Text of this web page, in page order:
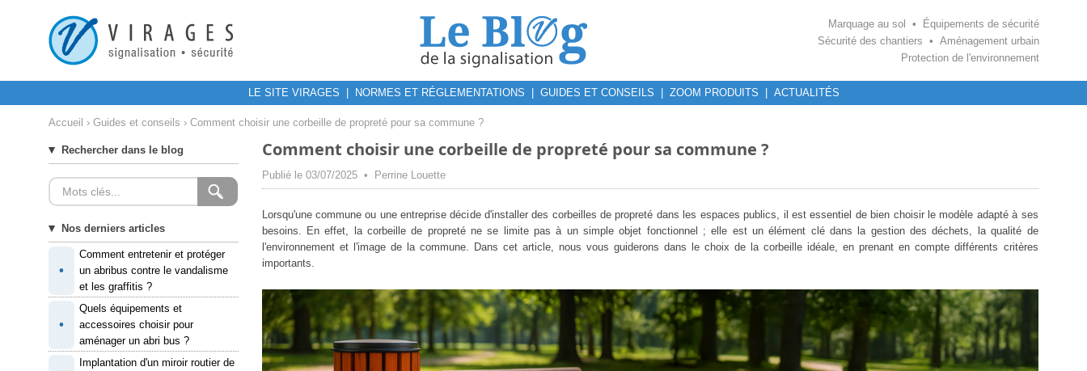
Marquage au sol • Équipements de sécurité
Sécurité des chantiers • Aménagement urbain
Protection de l'environnement
LE SITE VIRAGES NORMES ET RÉGLEMENTATIONS GUIDES ET CONSEILS ZOOM PRODUITS ACTUALITÉS
Accueil › Guides et conseils › Comment choisir une corbeille de propreté pour sa commune ?
Rechercher dans le blog
Nos derniers articles
•
Comment entretenir et protéger
un abribus contre le vandalisme
et les graffitis ?
•
Quels équipements et
accessoires choisir pour
aménager un abri bus ?
Implantation d'un miroir routier de
Comment choisir une corbeille de propreté pour sa commune ?
Publié le 03/07/2025 • Perrine Louette
Lorsqu'une commune ou une entreprise décide d'installer des corbeilles de propreté dans les espaces publics, il est essentiel de bien choisir le modèle adapté à ses
besoins. En effet, la corbeille de propreté ne se limite pas à un simple objet fonctionnel ; elle est un élément clé dans la gestion des déchets, la qualité de
l'environnement et l'image de la commune. Dans cet article, nous vous guiderons dans le choix de la corbeille idéale, en prenant en compte différents critères
importants.